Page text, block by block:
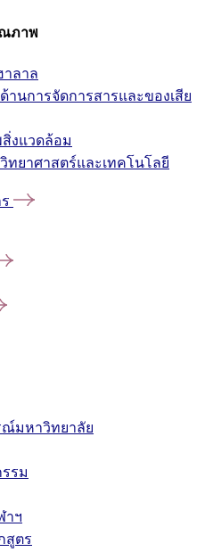
ภาพ
าลาล
านการจัดการสารและของเสีย
งแวดล้อม
ทยาศาสตร์และเทคโนโลยี
ณ์มหาวิทยาลัย
รม
าฯ
สูตร